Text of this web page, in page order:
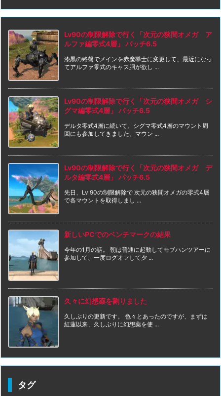
Lv90の制限解除で行く「次元の狭間オメガ ア
ルファ編零式4層」 パッチ6.5
漆黒の終盤でメインを赤魔導士に変更して、最近になっ
てアルファ零式のキャス胴が欲し ...
Lv90の制限解除で行く「次元の狭間オメガ シ
グマ編零式4層」 パッチ6.5
デルタ零式4層に続いて、シグマ零式4層のマウント周
回にも参加してきました。マウン ...
Lv90の制限解除で行く「次元の狭間オメガ デ
ルタ編零式4層」 パッチ6.5
先日、Lv 90の制限解除で 次元の狭間オメガの零式4層
で各マウントを取得しまし ...
新しいPCでのベンチマークの結果
今年の1月の話。 朝は普通に起動してモブハンツアーに
参加して、一度ログオフして夕 ...
久々に幻想薬を割りました
久しぶりの更新です。 色々とあったのですが、まずは
紅蓮以来、久しぶりに幻想薬を使 ...
タグ